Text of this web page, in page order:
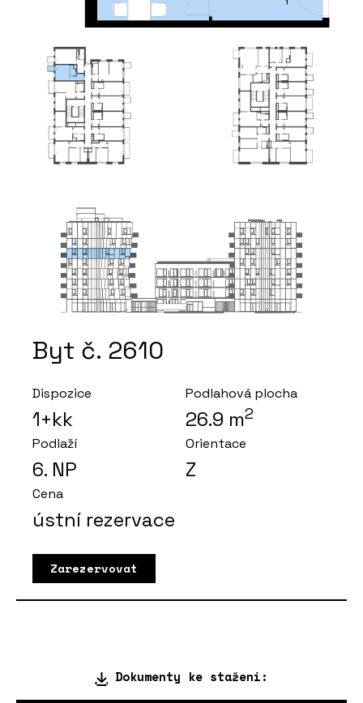
Byt č. 2610
Dispozice
1+kk
Podlahová plocha
26.9 m2
Podlaží
6. NP
Orientace
Z
Cena
ústní rezervace
Zarezervovat
Dokumenty ke stažení: